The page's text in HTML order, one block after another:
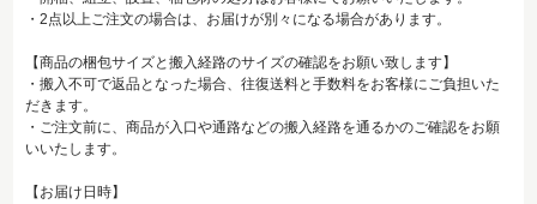
・2点以上ご注文の場合は、お届けが別々になる場合があります。
【商品の梱包サイズと搬入経路のサイズの確認をお願い致します】
・搬入不可で返品となった場合、往復送料と手数料をお客様にご負担いた
だきます。
・ご注文前に、商品が入口や通路などの搬入経路を通るかのご確認をお願
いいたします。
【お届け日時】